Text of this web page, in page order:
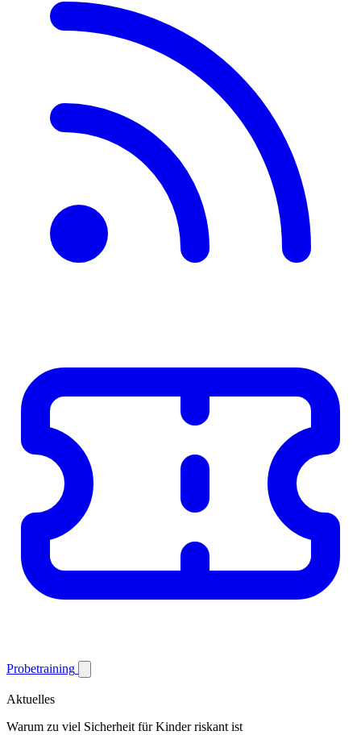
Probetraining
Aktuelles
Warum zu viel Sicherheit für Kinder riskant ist